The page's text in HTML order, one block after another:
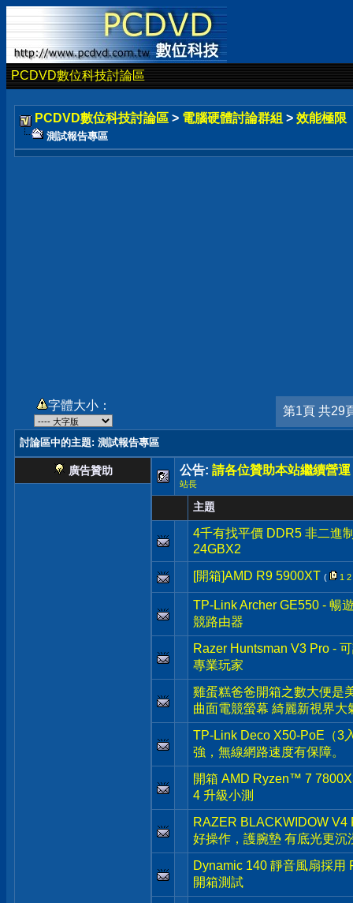
PCDVD數位科技討論區
PCDVD數位科技討論區 > 電腦硬體討論群組 > 效能極限
測試報告專區
字體大小： 第1頁 共29
討論區中的主題: 測試報告專區
廣告贊助 公告: 請各位贊助本站繼續營運
站長
主題
4千有找平價 DDR5 非二進
24GBX2
[開箱]AMD R9 5900XT ( 1 2
TP-Link Archer GE550 - 暢
競路由器
Razer Huntsman V3 Pro -
專業玩家
雞蛋糕爸爸開箱之數大便是
曲面電競螢幕 綺麗新視界大
TP-Link Deco X50-PoE（3
強，無線網路速度有保障。
開箱 AMD Ryzen™ 7
4 升級小測
RAZER BLACKWIDOW
好操作，護腕墊 有底光更沉
Dynamic 140 靜音風扇採用
開箱測試